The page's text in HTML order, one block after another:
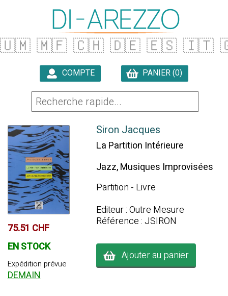
🇺🇲 🇲🇫 🇨🇭 🇩🇪 🇪🇸 🇮🇹
COMPTE PANIER (0)
75.51 CHF
EN STOCK
Expédition prévue
DEMAIN
Siron Jacques
La Partition Intérieure
Jazz, Musiques Improvisées
Partition - Livre
Editeur : Outre Mesure
Référence : JSIRON
Ajouter au panier